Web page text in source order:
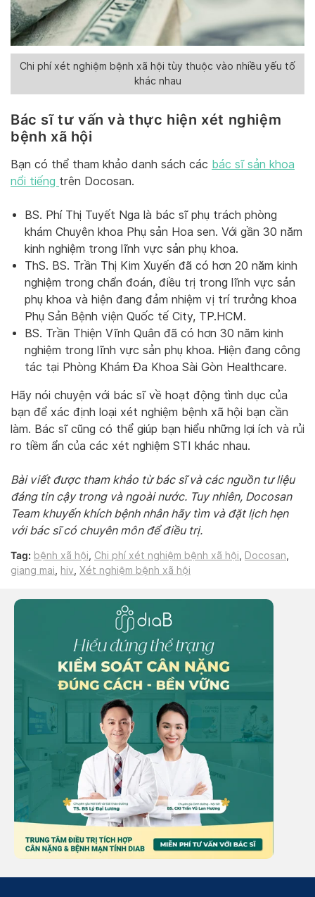
Chi phí xét nghiệm bệnh xã hội tùy thuộc vào nhiều yếu tố
khác nhau
Bác sĩ tư vấn và thực hiện xét nghiệm
bệnh xã hội
Bạn có thể tham khảo danh sách các bác sĩ sản khoa
nổi tiếng trên Docosan.
BS. Phí Thị Tuyết Nga là bác sĩ phụ trách phòng
khám Chuyên khoa Phụ sản Hoa sen. Với gần 30 năm
kinh nghiệm trong lĩnh vực sản phụ khoa.
ThS. BS. Trần Thị Kim Xuyến đã có hơn 20 năm kinh
nghiệm trong chẩn đoán, điều trị trong lĩnh vực sản
phụ khoa và hiện đang đảm nhiệm vị trí trưởng khoa
Phụ Sản Bệnh viện Quốc tế City, TP.HCM.
BS. Trần Thiện Vĩnh Quân đã có hơn 30 năm kinh
nghiệm trong lĩnh vực sản phụ khoa. Hiện đang công
tác tại Phòng Khám Đa Khoa Sài Gòn Healthcare.
Hãy nói chuyện với bác sĩ về hoạt động tình dục của
bạn để xác định loại xét nghiệm bệnh xã hội bạn cần
làm. Bác sĩ cũng có thể giúp bạn hiểu những lợi ích và rủi
ro tiềm ẩn của các xét nghiệm STI khác nhau.
Bài viết được tham khảo từ bác sĩ và các nguồn tư liệu
đáng tin cậy trong và ngoài nước. Tuy nhiên, Docosan
Team khuyến khích bệnh nhân hãy tìm và đặt lịch hẹn
với bác sĩ có chuyên môn để điều trị.
Tag: bệnh xã hội, Chi phí xét nghiệm bệnh xã hội, Docosan,
giang mai, hiv, Xét nghiệm bệnh xã hội